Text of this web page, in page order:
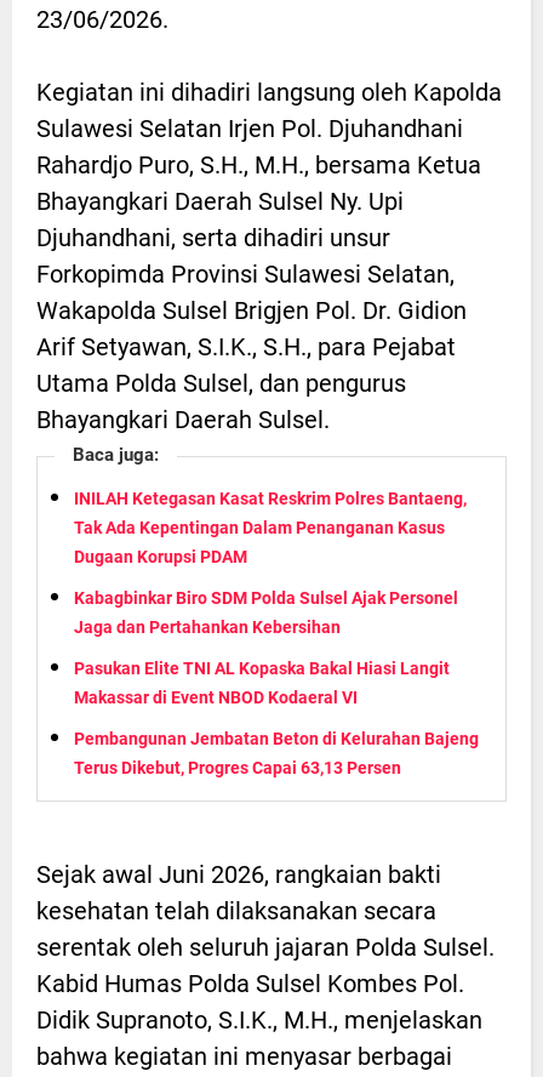
23/06/2026.
Kegiatan ini dihadiri langsung oleh Kapolda
Sulawesi Selatan Irjen Pol. Djuhandhani
Rahardjo Puro, S.H., M.H., bersama Ketua
Bhayangkari Daerah Sulsel Ny. Upi
Djuhandhani, serta dihadiri unsur
Forkopimda Provinsi Sulawesi Selatan,
Wakapolda Sulsel Brigjen Pol. Dr. Gidion
Arif Setyawan, S.I.K., S.H., para Pejabat
Utama Polda Sulsel, dan pengurus
Bhayangkari Daerah Sulsel.
Baca juga:
INILAH Ketegasan Kasat Reskrim Polres Bantaeng,
Tak Ada Kepentingan Dalam Penanganan Kasus
Dugaan Korupsi PDAM
Kabagbinkar Biro SDM Polda Sulsel Ajak Personel
Jaga dan Pertahankan Kebersihan
Pasukan Elite TNI AL Kopaska Bakal Hiasi Langit
Makassar di Event NBOD Kodaeral VI
Pembangunan Jembatan Beton di Kelurahan Bajeng
Terus Dikebut, Progres Capai 63,13 Persen
Sejak awal Juni 2026, rangkaian bakti
kesehatan telah dilaksanakan secara
serentak oleh seluruh jajaran Polda Sulsel.
Kabid Humas Polda Sulsel Kombes Pol.
Didik Supranoto, S.I.K., M.H., menjelaskan
bahwa kegiatan ini menyasar berbagai